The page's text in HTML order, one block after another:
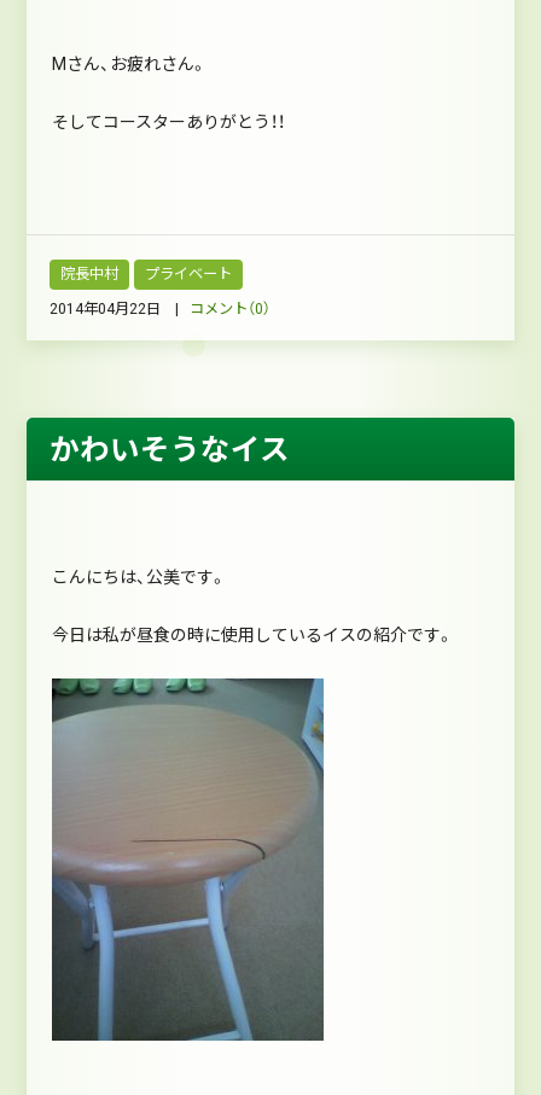
Mさん、お疲れさん。
そしてコースターありがとう！！
院長中村 プライベート
2014年04月22日 | コメント（0）
かわいそうなイス
こんにちは、公美です。
今日は私が昼食の時に使用しているイスの紹介です。